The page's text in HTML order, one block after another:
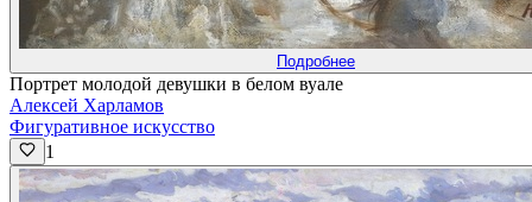
Подробнее
Портрет молодой девушки в белом вуале
Алексей Харламов
Фигуративное искусство
1